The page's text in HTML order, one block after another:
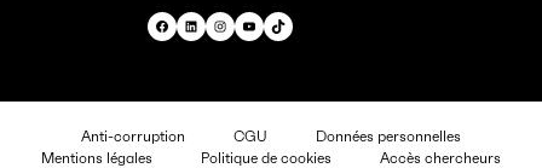
Facebook
LinkedInInstagram
YouTubeTikTok
Anti-corruption CGU
Données personnelles
Mentions légales
Politique de cookies Accès chercheurs